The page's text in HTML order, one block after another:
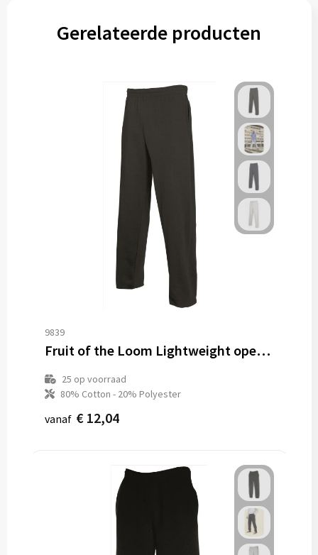
Gerelateerde producten
9839
Fruit of the Loom Lightweight open hem Jogpants
25 op voorraad
80% Cotton - 20% Polyester
vanaf € 12,04